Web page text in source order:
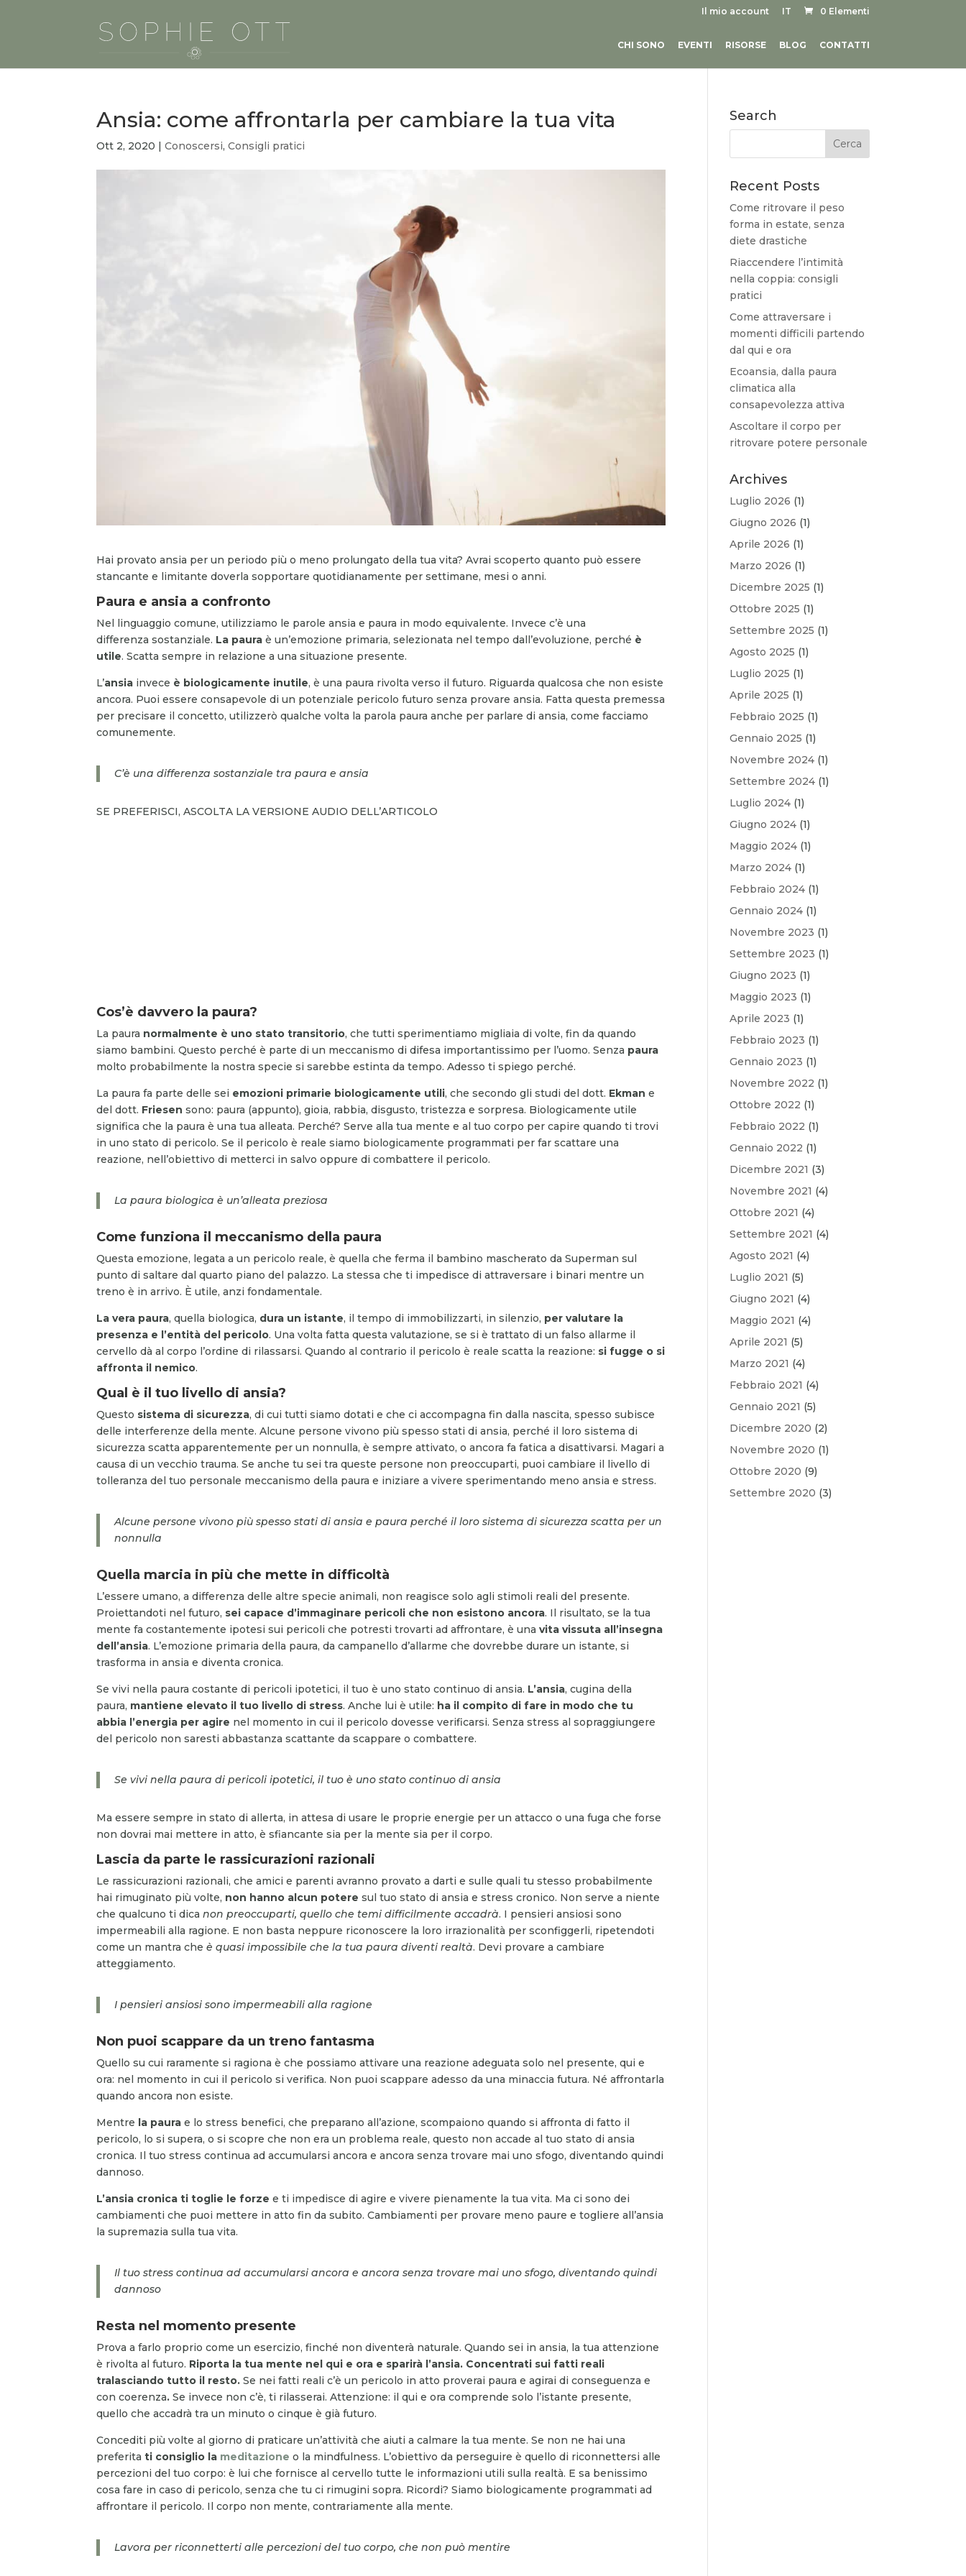
Il mio account IT 0 Elementi
CHI SONO EVENTI RISORSE BLOG CONTATTI
Ansia: come affrontarla per cambiare la tua vita
Ott 2, 2020 |Conoscersi,Consigli pratici
Hai provato ansia per un periodo più o meno prolungato della tua vita? Avrai scoperto quanto può essere
stancante e limitante doverla sopportare quotidianamente per settimane, mesi o anni.
Paura e ansia a confronto
Nel linguaggio comune, utilizziamo le parole ansia e paura in modo equivalente. Invece c’è una
differenza sostanziale. La pauraè un’emozione primaria, selezionata nel tempo dall’evoluzione, perché è
utile. Scatta sempre in relazione a una situazione presente.
L’ansia invece è biologicamente inutile, è una paura rivolta verso il futuro. Riguarda qualcosa che non esiste
ancora. Puoi essere consapevole di un potenziale pericolo futuro senza provare ansia. Fatta questa premessa
per precisare il concetto, utilizzerò qualche volta la parola paura anche per parlare di ansia, come facciamo
comunemente.
C’è una differenza sostanziale tra paura e ansia
SE PREFERISCI, ASCOLTA LA VERSIONE AUDIO DELL’ARTICOLO
Cos’è davvero la paura?
La paura normalmente è uno stato transitorio, che tutti sperimentiamo migliaia di volte, fin da quando
siamo bambini. Questo perché è parte di un meccanismo di difesa importantissimo per l’uomo. Senza paura
molto probabilmente la nostra specie si sarebbe estinta da tempo. Adesso ti spiego perché.
La paura fa parte delle sei emozioni primarie biologicamente utili, che secondo gli studi del dott. Ekman e
del dott. Friesen sono: paura (appunto), gioia, rabbia, disgusto, tristezza e sorpresa. Biologicamente utile
significa che la paura è una tua alleata. Perché? Serve alla tua mente e al tuo corpo per capire quando ti trovi
in uno stato di pericolo. Se il pericolo è reale siamo biologicamente programmati per far scattare una
reazione, nell’obiettivo di metterci in salvo oppure di combattere il pericolo.
La paura biologica è un’alleata preziosa
Come funziona il meccanismo della paura
Questa emozione, legata a un pericolo reale, è quella che ferma il bambino mascherato da Superman sul
punto di saltare dal quarto piano del palazzo. La stessa che ti impedisce di attraversare i binari mentre un
treno è in arrivo. È utile, anzi fondamentale.
La vera paura, quella biologica, dura un istante, il tempo di immobilizzarti, in silenzio, per valutare la
presenza e l’entità del pericolo. Una volta fatta questa valutazione, se si è trattato di un falso allarme il
cervello dà al corpo l’ordine di rilassarsi. Quando al contrario il pericolo è reale scatta la reazione: si fugge o si
affronta il nemico.
Qual è il tuo livello di ansia?
Questo sistema di sicurezza, di cui tutti siamo dotati e che ci accompagna fin dalla nascita, spesso subisce
delle interferenze della mente. Alcune persone vivono più spesso stati di ansia, perché il loro sistema di
sicurezza scatta apparentemente per un nonnulla, è sempre attivato, o ancora fa fatica a disattivarsi. Magari a
causa di un vecchio trauma. Se anche tu sei tra queste persone non preoccuparti, puoi cambiare il livello di
tolleranza del tuo personale meccanismo della paura e iniziare a vivere sperimentando meno ansia e stress.
Alcune persone vivono più spesso stati di ansia e paura perché il loro sistema di sicurezza scatta per un
nonnulla
Quella marcia in più che mette in difficoltà
L’essere umano, a differenza delle altre specie animali, non reagisce solo agli stimoli reali del presente.
Proiettandoti nel futuro, sei capace d’immaginare pericoli che non esistono ancora. Il risultato, se la tua
mente fa costantemente ipotesi sui pericoli che potresti trovarti ad affrontare, è unavita vissuta all’insegna
dell’ansia. L’emozione primaria della paura, da campanello d’allarme che dovrebbe durare un istante, si
trasforma in ansia e diventa cronica.
Se vivi nella paura costante di pericoli ipotetici, il tuo è uno stato continuo di ansia. L’ansia, cugina della
paura, mantiene elevato il tuo livello di stress. Anche lui è utile: ha il compito di fare in modo che tu
abbia l’energia per agire nel momento in cui il pericolo dovesse verificarsi. Senza stress al sopraggiungere
del pericolo non saresti abbastanza scattante da scappare o combattere.
Se vivi nella paura di pericoli ipotetici, il tuo è uno stato continuo di ansia
Ma essere sempre in stato di allerta, in attesa di usare le proprie energie per un attacco o una fuga che forse
non dovrai mai mettere in atto, è sfiancante sia per la mente sia per il corpo.
Lascia da parte le rassicurazioni razionali
Le rassicurazioni razionali, che amici e parenti avranno provato a darti e sulle quali tu stesso probabilmente
hai rimuginato più volte, non hanno alcun potere sul tuo stato di ansia e stress cronico. Non serve a niente
che qualcuno ti dicanon preoccuparti, quello che temi difficilmente accadrà. I pensieri ansiosi sono
impermeabili alla ragione. E non basta neppure riconoscere la loro irrazionalità per sconfiggerli, ripetendoti
come un mantra cheè quasi impossibile che la tua paura diventi realtà. Devi provare a cambiare
atteggiamento.
I pensieri ansiosi sono impermeabili alla ragione
Non puoi scappare da un treno fantasma
Quello su cui raramente si ragiona è che possiamo attivare una reazione adeguata solo nel presente, qui e
ora: nel momento in cui il pericolo si verifica. Non puoi scappare adesso da una minaccia futura. Né affrontarla
quando ancora non esiste.
Mentre la paura e lo stress benefici, che preparano all’azione, scompaiono quando si affronta di fatto il
pericolo, lo si supera, o si scopre che non era un problema reale, questo non accade al tuo stato di ansia
cronica. Il tuo stress continua ad accumularsi ancora e ancora senza trovare mai uno sfogo, diventando quindi
dannoso.
L’ansia cronica ti toglie le forze e ti impedisce di agire e vivere pienamente la tua vita. Ma ci sono dei
cambiamenti che puoi mettere in atto fin da subito. Cambiamenti per provare meno paure e togliere all’ansia
la supremazia sulla tua vita.
Il tuo stress continua ad accumularsi ancora e ancora senza trovare mai uno sfogo, diventando quindi
dannoso
Resta nel momento presente
Prova a farlo proprio come un esercizio, finché non diventerà naturale. Quando sei in ansia, la tua attenzione
è rivolta al futuro. Riporta la tua mente nel qui e ora e sparirà l’ansia. Concentrati sui fatti reali
tralasciando tutto il resto.Se nei fatti reali c’è un pericolo in atto proverai paura e agirai di conseguenza e
con coerenza. Se invece non c’è, ti rilasserai. Attenzione: il qui e ora comprende solo l’istante presente,
quello che accadrà tra un minuto o cinque è già futuro.
Concediti più volte al giorno di praticare un’attività che aiuti a calmare la tua mente. Se non ne hai una
preferitati consiglio la meditazione o la mindfulness. L’obiettivo da perseguire è quello di riconnettersi alle
percezioni del tuo corpo: è lui che fornisce al cervello tutte le informazioni utili sulla realtà. E sa benissimo
cosa fare in caso di pericolo, senza che tu ci rimugini sopra. Ricordi? Siamo biologicamente programmati ad
affrontare il pericolo. Il corpo non mente, contrariamente alla mente.
Lavora per riconnetterti alle percezioni del tuo corpo, che non può mentire
Search
Recent Posts
Come ritrovare il peso
forma in estate, senza
diete drastiche
Riaccendere l’intimità
nella coppia: consigli
pratici
Come attraversare i
momenti difficili partendo
dal qui e ora
Ecoansia, dalla paura
climatica alla
consapevolezza attiva
Ascoltare il corpo per
ritrovare potere personale
Archives
Luglio 2026 (1)
Giugno 2026 (1)
Aprile 2026 (1)
Marzo 2026 (1)
Dicembre 2025 (1)
Ottobre 2025 (1)
Settembre 2025 (1)
Agosto 2025 (1)
Luglio 2025 (1)
Aprile 2025 (1)
Febbraio 2025 (1)
Gennaio 2025 (1)
Novembre 2024 (1)
Settembre 2024 (1)
Luglio 2024 (1)
Giugno 2024 (1)
Maggio 2024 (1)
Marzo 2024 (1)
Febbraio 2024 (1)
Gennaio 2024 (1)
Novembre 2023 (1)
Settembre 2023 (1)
Giugno 2023 (1)
Maggio 2023 (1)
Aprile 2023 (1)
Febbraio 2023 (1)
Gennaio 2023 (1)
Novembre 2022 (1)
Ottobre 2022 (1)
Febbraio 2022 (1)
Gennaio 2022 (1)
Dicembre 2021 (3)
Novembre 2021 (4)
Ottobre 2021 (4)
Settembre 2021 (4)
Agosto 2021 (4)
Luglio 2021 (5)
Giugno 2021 (4)
Maggio 2021 (4)
Aprile 2021 (5)
Marzo 2021 (4)
Febbraio 2021 (4)
Gennaio 2021 (5)
Dicembre 2020 (2)
Novembre 2020 (1)
Ottobre 2020 (9)
Settembre 2020 (3)